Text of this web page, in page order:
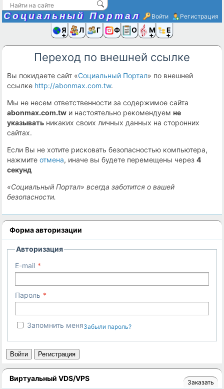
Социальный Портал Войти Регистрация
Я иЛюди
Группы
Фото Ещё
Переход по внешней ссылке
Вы покидаете сайт «Социальный Портал» по внешней
ссылке http://abonmax.com.tw.
Мы не несем ответственности за содержимое сайта
abonmax.com.tw и настоятельно рекомендуемне
указывать никаких своих личных данных на сторонних
сайтах.
Если Вы не хотите рисковать безопасностью компьютера,
нажмитеотмена, иначе вы будете перемещены через4
секунд
«Социальный Портал» всегда заботится о вашей
безопасности.
Форма авторизации
Авторизация
E-mail
Пароль
Запомнить меняЗабыли пароль?
Войти Регистрация
Виртуальный VDS/VPS Заказать